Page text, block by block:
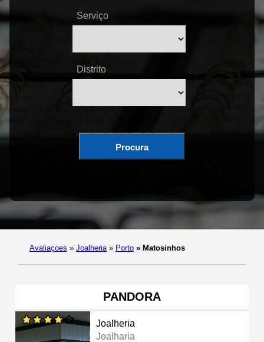
Serviço
Distrito
Procura
Avaliaçoes » Joalheria » Porto » Matosinhos
PANDORA
Joalheria
Joalharia